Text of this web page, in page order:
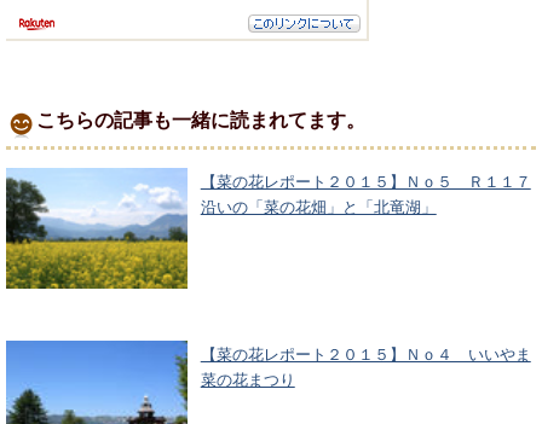
こちらの記事も一緒に読まれてます。
【菜の花レポート２０１５】Ｎｏ５ Ｒ１１７
沿いの「菜の花畑」と「北竜湖」
【菜の花レポート２０１５】Ｎｏ４ いいやま
菜の花まつり